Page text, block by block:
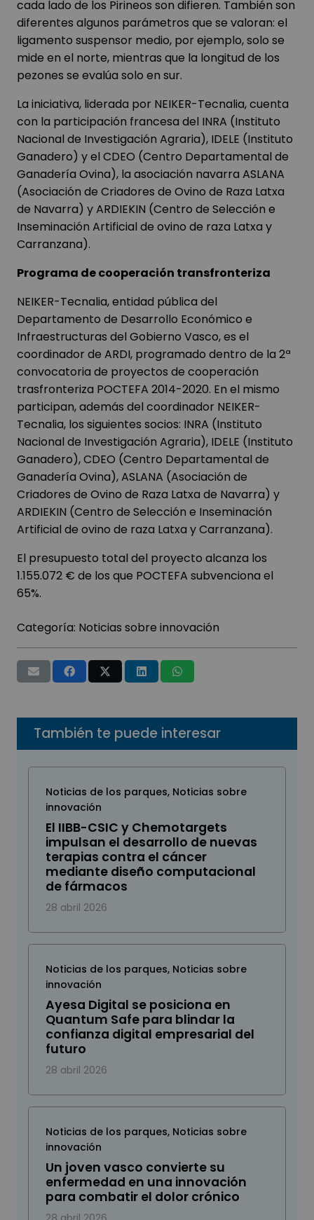
cada lado de los Pirineos son difieren. También son
diferentes algunos parámetros que se valoran: el
ligamento suspensor medio, por ejemplo, solo se
mide en el norte, mientras que la longitud de los
pezones se evalúa solo en sur.
La iniciativa, liderada por NEIKER-Tecnalia, cuenta
con la participación francesa del INRA (Instituto
Nacional de Investigación Agraria), IDELE (Instituto
Ganadero) y el CDEO (Centro Departamental de
Ganadería Ovina), la asociación navarra ASLANA
(Asociación de Criadores de Ovino de Raza Latxa
de Navarra) y ARDIEKIN (Centro de Selección e
Inseminación Artificial de ovino de raza Latxa y
Carranzana).
Programa de cooperación transfronteriza
NEIKER-Tecnalia, entidad pública del
Departamento de Desarrollo Económico e
Infraestructuras del Gobierno Vasco, es el
coordinador de ARDI, programado dentro de la 2ª
convocatoria de proyectos de cooperación
trasfronteriza POCTEFA 2014-2020. En el mismo
participan, además del coordinador NEIKER-
Tecnalia, los siguientes socios: INRA (Instituto
Nacional de Investigación Agraria), IDELE (Instituto
Ganadero), CDEO (Centro Departamental de
Ganadería Ovina), ASLANA (Asociación de
Criadores de Ovino de Raza Latxa de Navarra) y
ARDIEKIN (Centro de Selección e Inseminación
Artificial de ovino de raza Latxa y Carranzana).
El presupuesto total del proyecto alcanza los
1.155.072 € de los que POCTEFA subvenciona el
65%.
Categoría: Noticias sobre innovación
También te puede interesar
Noticias de los parques, Noticias sobre
innovación
El IIBB-CSIC y Chemotargets
impulsan el desarrollo de nuevas
terapias contra el cáncer
mediante diseño computacional
de fármacos
28 abril 2026
Noticias de los parques, Noticias sobre
innovación
Ayesa Digital se posiciona en
Quantum Safe para blindar la
confianza digital empresarial del
futuro
28 abril 2026
Noticias de los parques, Noticias sobre
innovación
Un joven vasco convierte su
enfermedad en una innovación
para combatir el dolor crónico